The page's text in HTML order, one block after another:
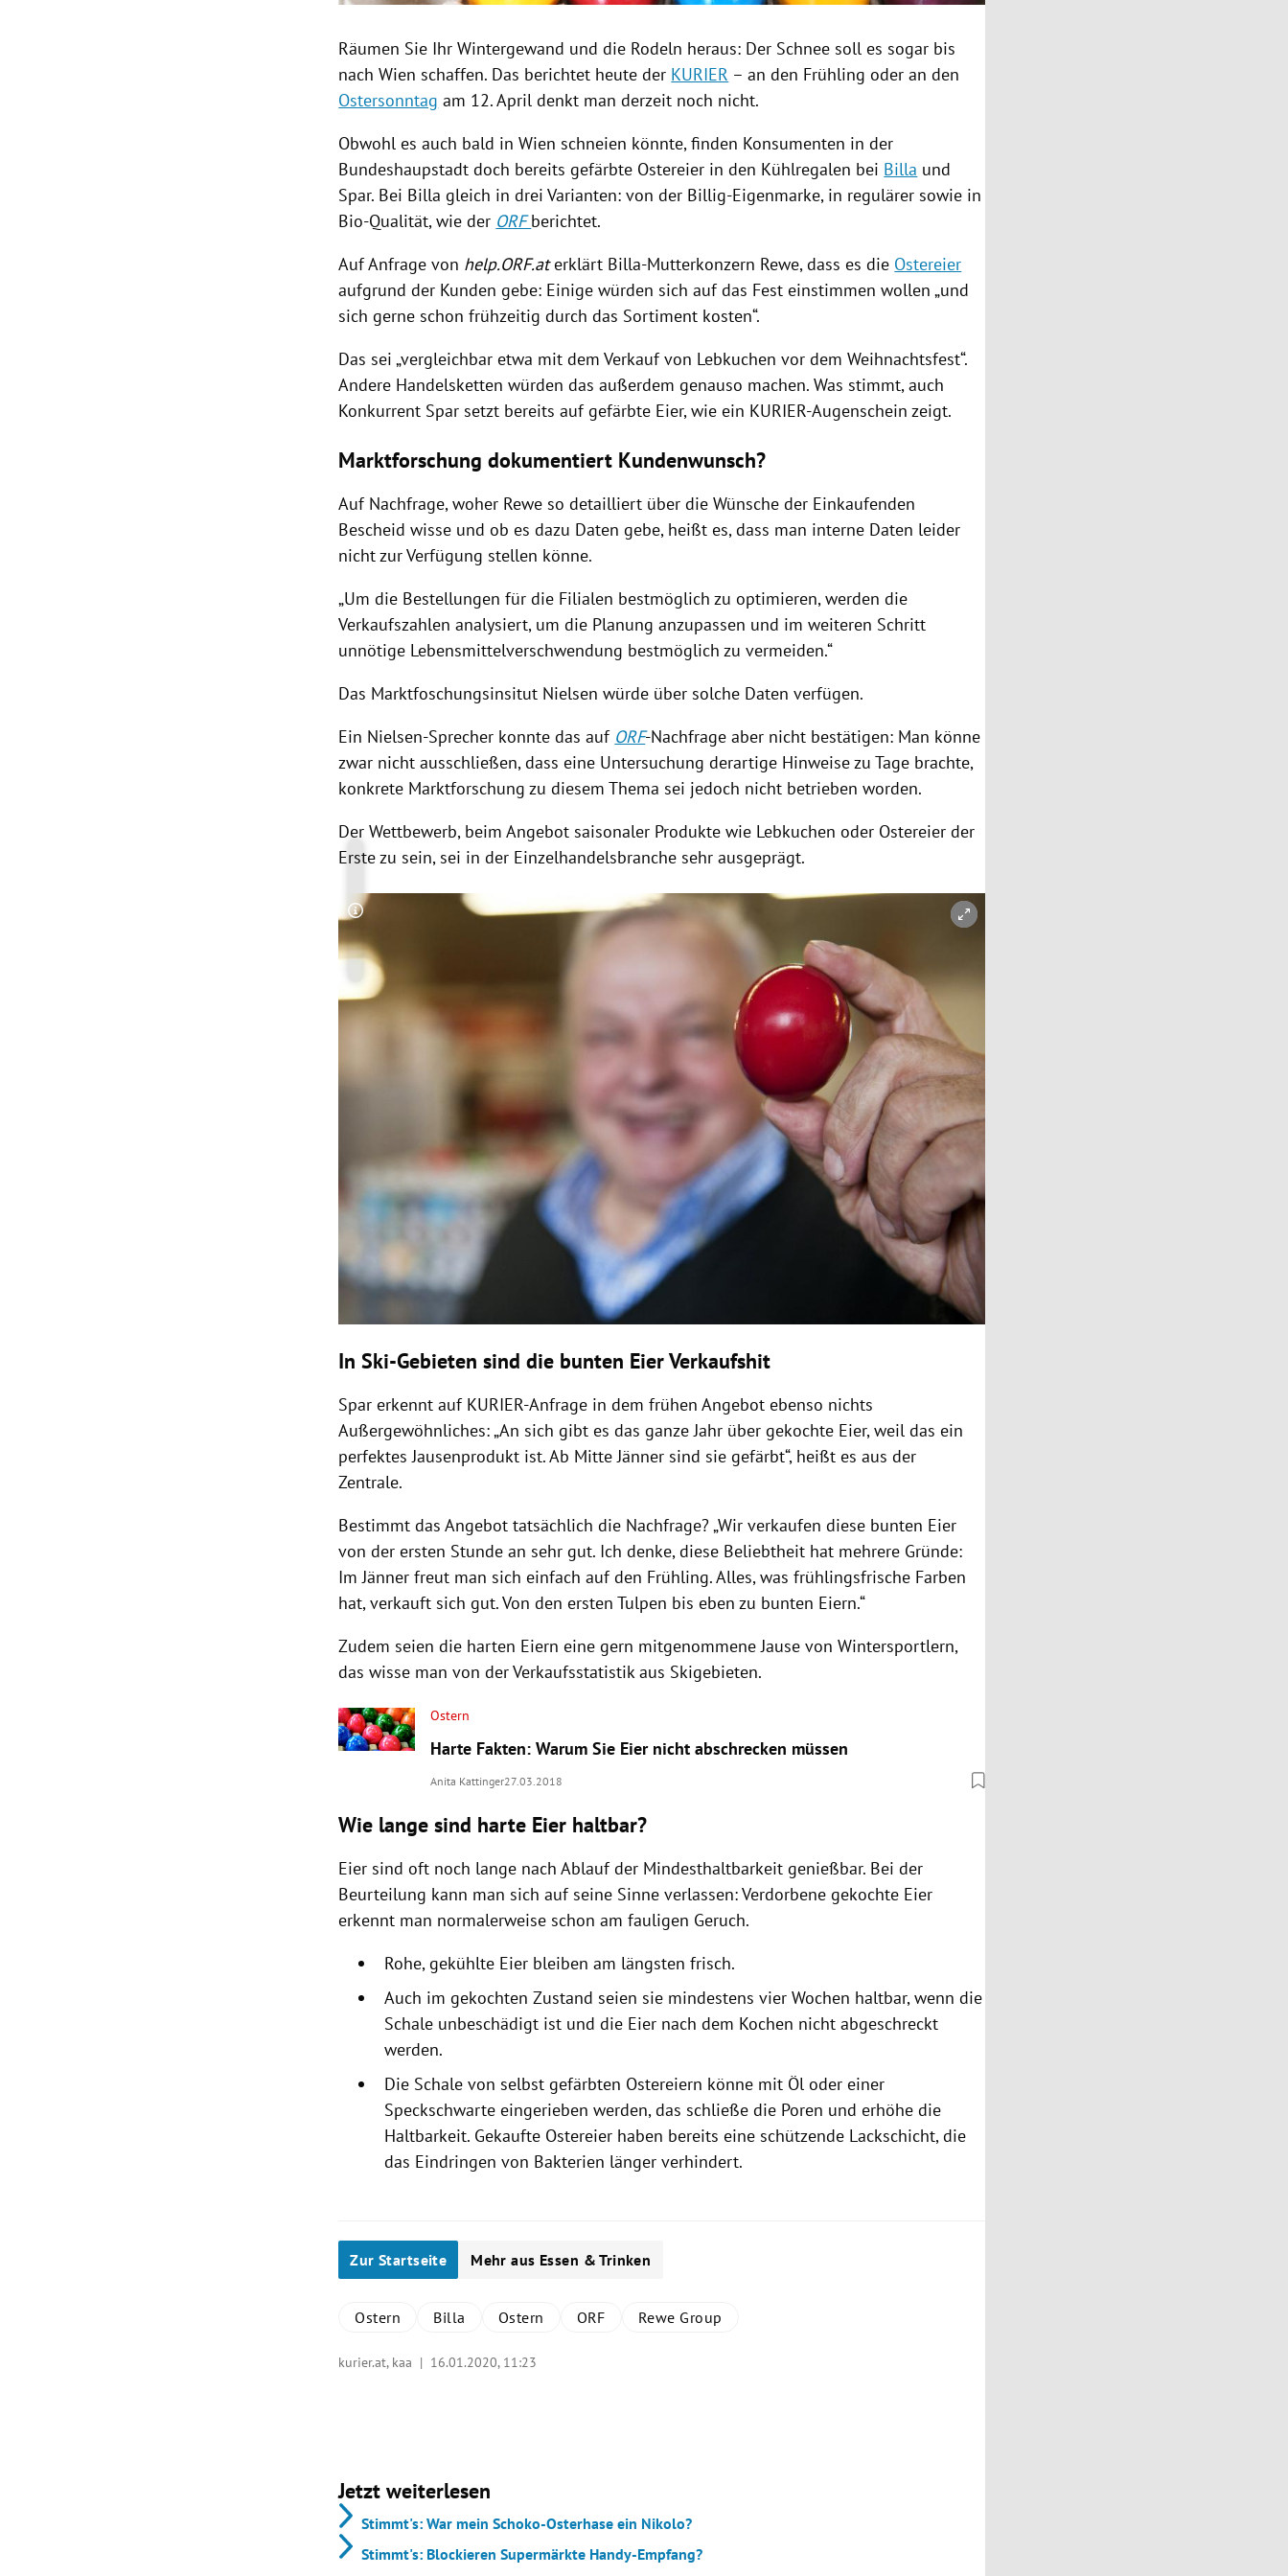
Räumen Sie IhrWintergewand und die Rodeln heraus: Der Schnee soll es sogar bis
nachWien schaffen. Das berichtet heute der KURIER – an den Frühling oder an den
Ostersonntag am 12. April denkt man derzeit noch nicht.
Obwohl es auch bald inWien schneien könnte, finden Konsumenten in der
Bundeshaupstadt doch bereits gefärbte Ostereier in den Kühlregalen bei Billa und
Spar. Bei Billa gleich in drei Varianten: von der Billig-Eigenmarke, in regulärer sowie in
Bio-Qualität, wie der ORFberichtet.
Auf Anfrage von help.ORF.aterklärt Billa-Mutterkonzern Rewe, dass es die Ostereier
aufgrund der Kunden gebe: Einige würden sich auf das Fest einstimmen wollen „und
sich gerne schon frühzeitig durch das Sortiment kosten“.
Das sei „vergleichbar etwa mit dem Verkauf von Lebkuchen vor dem Weihnachtsfest“.
Andere Handelsketten würden das außerdem genauso machen. Was stimmt, auch
Konkurrent Spar setzt bereits auf gefärbte Eier, wie ein KURIER-Augenschein zeigt.
Marktforschung dokumentiert Kundenwunsch?
Auf Nachfrage, woher Rewe so detailliert über die Wünsche der Einkaufenden
Bescheid wisse und ob es dazu Daten gebe, heißt es, dass man interne Daten leider
nicht zur Verfügung stellen könne.
„Um die Bestellungen für die Filialen bestmöglich zu optimieren, werden die
Verkaufszahlen analysiert, um die Planung anzupassen und im weiteren Schritt
unnötige Lebensmittelverschwendung bestmöglich zu vermeiden.“
Das Marktfoschungsinsitut Nielsen würde über solche Daten verfügen.
Ein Nielsen-Sprecher konnte das auf ORF-Nachfrage aber nicht bestätigen: Man könne
zwar nicht ausschließen, dass eine Untersuchung derartige Hinweise zu Tage brachte,
konkrete Marktforschung zu diesem Thema sei jedoch nicht betrieben worden.
Der Wettbewerb, beim Angebot saisonaler Produkte wie Lebkuchen oder Ostereier der
Erste zu sein, sei in der Einzelhandelsbranche sehr ausgeprägt.
Copyright-Hinweis öffnen/schließen
In Ski-Gebieten sind die bunten Eier Verkaufshit
Spar erkennt auf KURIER-Anfrage in dem frühen Angebot ebenso nichts
Außergewöhnliches: „An sich gibt es das ganze Jahr über gekochte Eier, weil das ein
perfektes Jausenprodukt ist.Ab Mitte Jänner sind sie gefärbt“, heißt es aus der
Zentrale.
Bestimmt das Angebot tatsächlich die Nachfrage? „Wir verkaufen diese bunten Eier
von der ersten Stunde an sehr gut. Ich denke, diese Beliebtheit hat mehrere Gründe:
Im Jänner freut man sich einfach auf den Frühling. Alles, was frühlingsfrische Farben
hat, verkauft sich gut. Von den ersten Tulpen bis eben zu bunten Eiern.“
Zudem seien die harten Eiern eine gern mitgenommene Jause von Wintersportlern,
das wisse man von der Verkaufsstatistik aus Skigebieten.
Ostern
Harte Fakten: Warum Sie Eier nicht abschrecken müssen
Anita Kattinger27.03.2018
Wie lange sind harte Eier haltbar?
Eier sind oft noch lange nach Ablauf der Mindesthaltbarkeit genießbar. Bei der
Beurteilung kann man sich auf seine Sinne verlassen: Verdorbene gekochte Eier
erkennt man normalerweise schon am fauligen Geruch.
Rohe, gekühlte Eier bleiben am längsten frisch.
Auch im gekochten Zustand seien sie mindestens vier Wochen haltbar, wenn die
Schale unbeschädigt ist und die Eier nach dem Kochen nicht abgeschreckt
werden.
Die Schale von selbst gefärbten Ostereiern könne mit Öl oder einer
Speckschwarte eingerieben werden, das schließe die Poren und erhöhe die
Haltbarkeit. Gekaufte Ostereier haben bereits eine schützende Lackschicht, die
das Eindringen von Bakterien länger verhindert.
Zur Startseite Mehr aus Essen & Trinken
Ostern Billa Ostern ORF Rewe Group
kurier.at, kaa | 16.01.2020, 11:23
Jetzt weiterlesen
Stimmt's: War mein Schoko-Osterhase ein Nikolo?
Stimmt's: Blockieren Supermärkte Handy-Empfang?